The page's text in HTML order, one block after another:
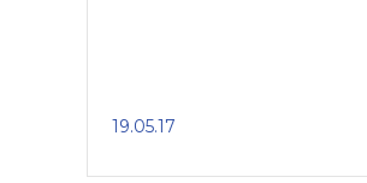
19.05.17